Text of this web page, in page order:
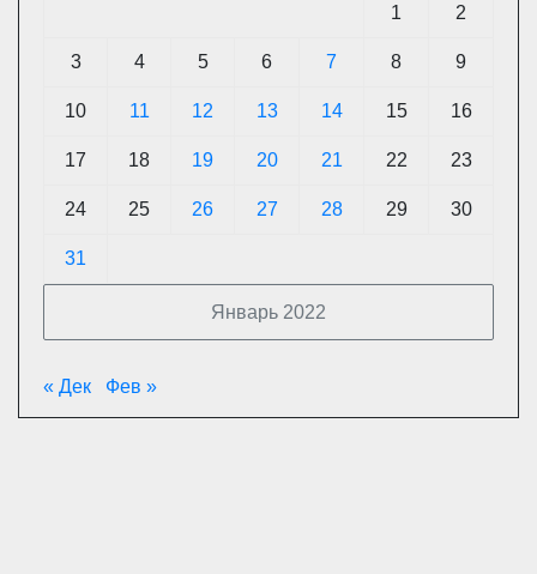
Январь 2022
1 2
3 4 5 6 7 8 9
10 11 12 13 14 15 16
17 18 19 20 21 22 23
24 25 26 27 28 29 30
31
« Дек Фев »